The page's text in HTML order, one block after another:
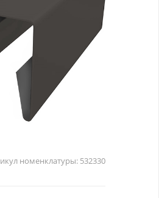
номенклатуры: 532330